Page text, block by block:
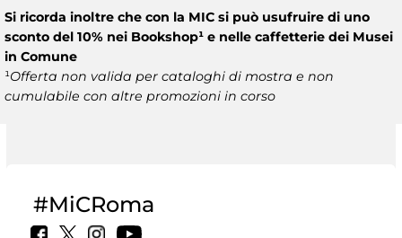
Si ricorda inoltre che con la MIC si può usufruire di uno
sconto del 10% nei Bookshop¹ e nelle caffetterie dei Musei
in Comune
¹Offerta non valida per cataloghi di mostra e non
cumulabile con altre promozioni in corso
#MiCRoma